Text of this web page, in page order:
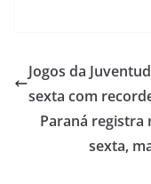
Jogos da
sexta com
Paraná registra
sexta,